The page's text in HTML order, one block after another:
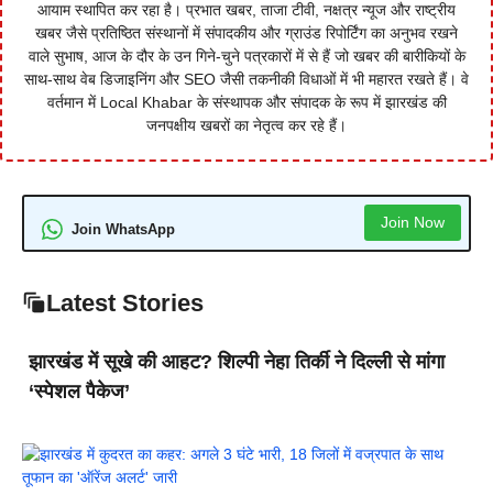
आयाम स्थापित कर रहा है। प्रभात खबर, ताजा टीवी, नक्षत्र न्यूज और राष्ट्रीय
खबर जैसे प्रतिष्ठित संस्थानों में संपादकीय और ग्राउंड रिपोर्टिंग का अनुभव रखने
वाले सुभाष, आज के दौर के उन गिने-चुने पत्रकारों में से हैं जो खबर की बारीकियों के
साथ-साथ वेब डिजाइनिंग और SEO जैसी तकनीकी विधाओं में भी महारत रखते हैं। वे
वर्तमान में Local Khabar के संस्थापक और संपादक के रूप में झारखंड की
जनपक्षीय खबरों का नेतृत्व कर रहे हैं।
Join WhatsApp Join Now
Latest Stories
झारखंड में सूखे की आहट? शिल्पी नेहा तिर्की ने दिल्ली से मांगा
‘स्पेशल पैकेज’